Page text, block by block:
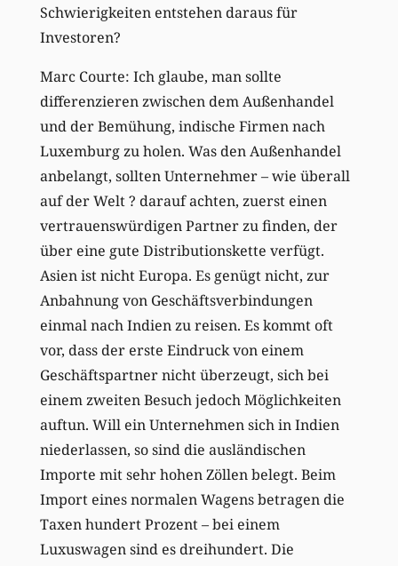
Schwierigkeiten entstehen daraus für
Investoren?
Marc Courte: Ich glaube, man sollte
differenzieren zwischen dem Außenhandel
und der Bemühung, indische Firmen nach
Luxemburg zu holen. Was den Außenhandel
anbelangt, sollten Unternehmer – wie überall
auf der Welt ? darauf achten, zuerst einen
vertrauenswürdigen Partner zu finden, der
über eine gute Distributionskette verfügt.
Asien ist nicht Europa. Es genügt nicht, zur
Anbahnung von Geschäftsverbindungen
einmal nach Indien zu reisen. Es kommt oft
vor, dass der erste Eindruck von einem
Geschäftspartner nicht überzeugt, sich bei
einem zweiten Besuch jedoch Möglichkeiten
auftun. Will ein Unternehmen sich in Indien
niederlassen, so sind die ausländischen
Importe mit sehr hohen Zöllen belegt. Beim
Import eines normalen Wagens betragen die
Taxen hundert Prozent – bei einem
Luxuswagen sind es dreihundert. Die